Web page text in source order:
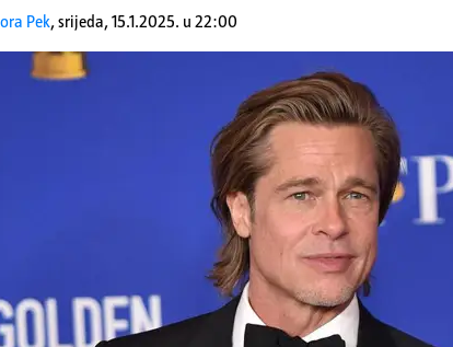
Pek,srijeda, 15.1.2025. u 22:00